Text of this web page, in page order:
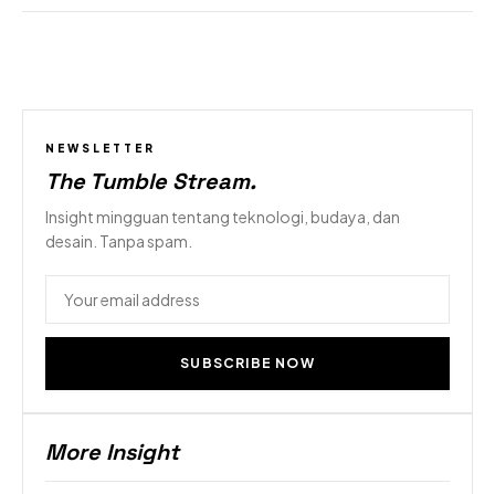
NEWSLETTER
The Tumble Stream.
Insight mingguan tentang teknologi, budaya, dan
desain. Tanpa spam.
SUBSCRIBE NOW
More Insight